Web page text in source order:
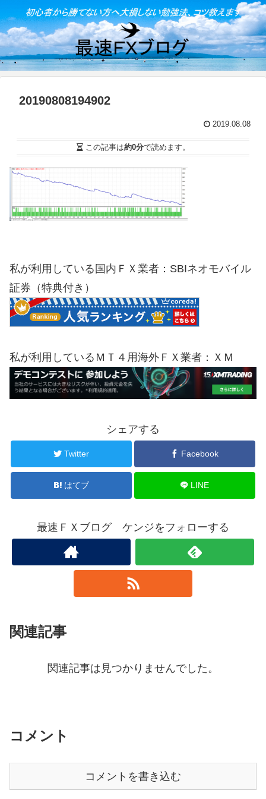
20190808194902
2019.08.08
この記事は約0分で読めます。
私が利用している国内ＦＸ業者：SBIネオモバイル
証券（特典付き）
私が利用しているＭＴ４用海外ＦＸ業者：ＸＭ
シェアする
Twitter Facebook
はてブ LINE
最速ＦＸブログ ケンジをフォローする
関連記事
関連記事は見つかりませんでした。
コメント
コメントを書き込む